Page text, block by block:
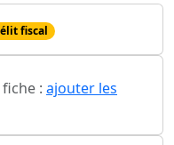
fiscal
: ajouter les